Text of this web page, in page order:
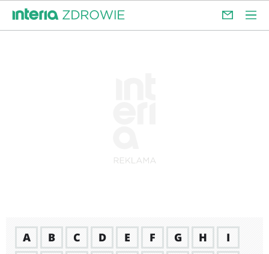
A B C D E F G H
I